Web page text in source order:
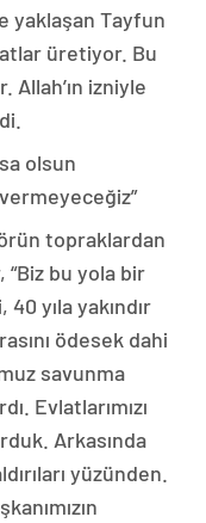
yaklaşan Tayfun
üretiyor. Bu
Allah’ın izniyle
olsun
vermeyeceğiz”
topraklardan
“Biz bu yola bir
yıla yakındır
ödesek dahi
savunma
Evlatlarımızı
Arkasında
yüzünden.